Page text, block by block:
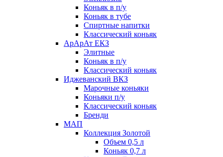
Коньяк в п/у
Коньяк в тубе
Спиртные напитки
Классический коньяк
АрАрАт ЕКЗ
Элитные
Коньяк в п/у
Классический коньяк
Иджеванский ВКЗ
Марочные коньяки
Коньяки п/у
Классический коньяк
Бренди
МАП
Коллекция Золотой
Объем 0,5 л
Коньяк 0,7 л